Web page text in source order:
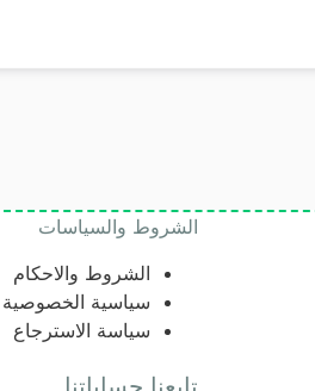
الشروط والسياسات
الشروط والاحكام
سياسية الخصوصية
سياسة الاسترجاع